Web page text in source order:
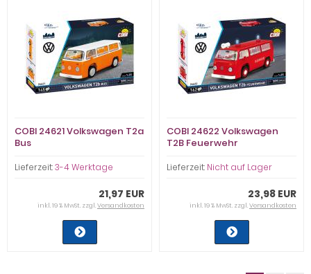
COBI 24621 Volkswagen T2a
Bus
Lieferzeit:3-4 Werktage
21,97 EUR
inkl. 19 % MwSt. zzgl.Versandkosten
COBI 24622 Volkswagen
T2B Feuerwehr
Lieferzeit: Nicht auf Lager
23,98 EUR
inkl. 19 % MwSt. zzgl.Versandkosten